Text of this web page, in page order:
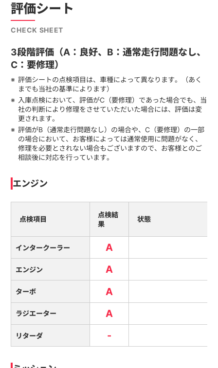
評価シート
CHECK SHEET
3段階評価（A：良好、B：通常走行問題なし、
C：要修理）
評価シートの点検項目は、車種によって異なります。（あく
までも当社の基準によります）
入庫点検において、評価がC（要修理）であった場合でも、当
社の判断により修理をさせていただいた場合には、評価は変
更されます。
評価がB（通常走行問題なし）の場合や、C（要修理）の一部
の場合において、お客様によっては通常使用に問題がなく、
修理を必要とされない場合もございますので、お客様とのご
相談後に対応を行っています。
エンジン
点検項目
点検結
果
状態
インタークーラー A
エンジン A
ターボ A
ラジエーター A
リターダ -